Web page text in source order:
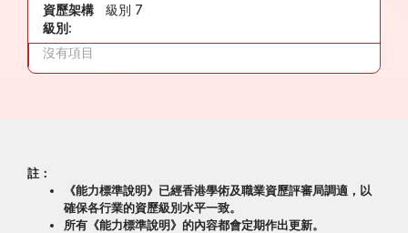
資歷架構
級別:
級別 7
沒有項目
註：
《能力標準說明》已經香港學術及職業資歷評審局調適，以
確保各行業的資歷級別水平一致。
所有《能力標準說明》的內容都會定期作出更新。